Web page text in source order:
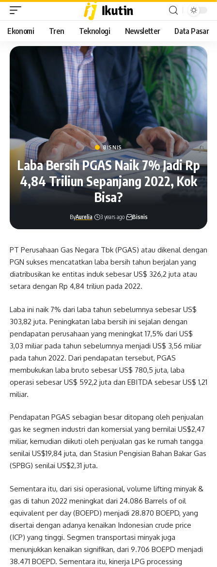
Ekonomi Tren Teknologi Newsletter Data Pasar
BISNIS
Laba Bersih PGAS Naik 7% Jadi Rp
4,84 Triliun Sepanjang 2022, Kok
Bisa?
ByAurelia 3 years ago Bisnis
PT Perusahaan Gas Negara Tbk (PGAS) atau dikenal dengan
PGN sukses mencatatkan laba bersih tahun berjalan yang
diatribusikan ke entitas induk sebesar US$ 326,2 juta atau
setara dengan Rp 4,84 triliun pada 2022.
Laba ini naik 7% dari laba tahun sebelumnya sebesar US$
303,82 juta. Peningkatan laba bersih ini sejalan dengan
pendapatan perusahaan yang meningkat 17,5% dari US$
3,03 miliar pada tahun sebelumnya menjadi US$ 3,56 miliar
pada tahun 2022. Dari pendapatan tersebut, PGAS
membukukan laba bruto sebesar US$ 780,5 juta, laba
operasi sebesar US$ 592,2 juta dan EBITDA sebesar US$ 1,21
miliar.
Pendapatan PGAS sebagian besar ditopang oleh penjualan
gas ke segmen industri dan komersial yang bernilai US$2,47
miliar, kemudian diikuti oleh penjualan gas ke rumah tangga
senilai US$19,84 juta, dan Stasiun Pengisian Bahan Bakar Gas
(SPBG) senilai US$2,31 juta.
Sementara itu, dari sisi operasional, volume lifting minyak &
gas di tahun 2022 meningkat dari 24.086 Barrels of oil
equivalent per day (BOEPD) menjadi 28.870 BOEPD, yang
disertai dengan adanya kenaikan Indonesian crude price
(ICP) yang tinggi. Segmen transportasi minyak juga
menunjukkan kenaikan signifikan, dari 9.706 BOEPD menjadi
38.471 BOEPD. Sementara itu, kinerja LPG processing